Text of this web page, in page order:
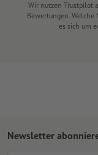
Wir nutzen Trustpilot
Bewertungen.
es sich um
Newsletter